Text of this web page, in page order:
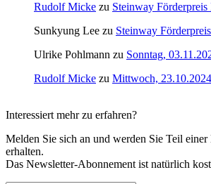
Rudolf Micke zu Steinway
Sunkyung Lee zu Steinway
Ulrike Pohlmann zu Sonntag,
Rudolf Micke zu Mittwoch,
Interessiert mehr zu erfahren?
Melden Sie sich an und werden Sie Teil
erhalten.
Das Newsletter-Abonnement ist natürlich